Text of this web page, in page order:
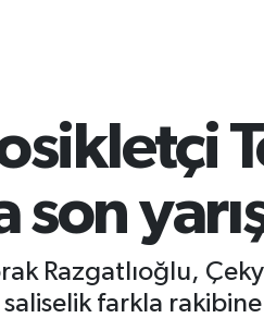
son
Razgatlıoğlu,
saliselik farkla